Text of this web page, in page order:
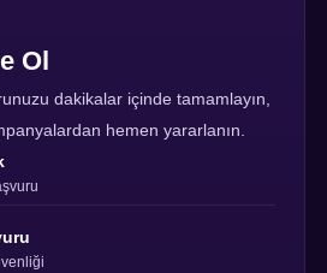
Ol
dakikalar içinde tamamlayın,
hemen yararlanın.